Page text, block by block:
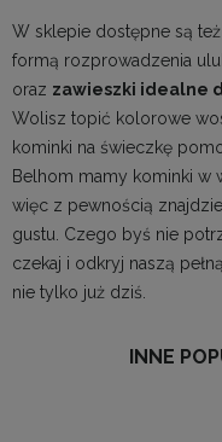
W sklepie dostępne są
formą rozprowadzenia
oraz zawieszki idealne
Wolisz topić kolorowe
kominki na świeczkę
Belhom mamy kominki w
więc z pewnością
gustu. Czego byś nie
czekaj i odkryj naszą
nie tylko już dziś.
INNE